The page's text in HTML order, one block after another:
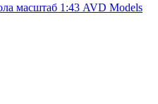
масштаб 1:43 AVD Models